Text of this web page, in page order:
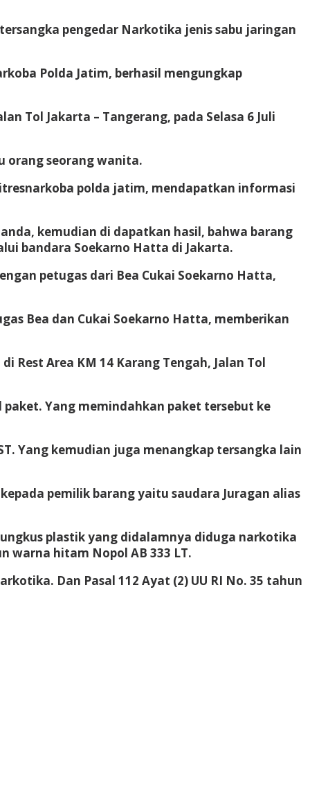
pengedar Narkotika jenis sabu jaringan
Polda Jatim, berhasil mengungkap
Tol Jakarta – Tangerang, pada Selasa 6 Juli
orang seorang wanita.
polda jatim, mendapatkan informasi
kemudian di dapatkan hasil, bahwa barang
bandara Soekarno Hatta di Jakarta.
petugas dari Bea Cukai Soekarno Hatta,
Bea dan Cukai Soekarno Hatta, memberikan
Area KM 14 Karang Tengah, Jalan Tol
Yang memindahkan paket tersebut ke
Yang kemudian juga menangkap tersangka lain
pemilik barang yaitu saudara Juragan alias
plastik yang didalamnya diduga narkotika
warna hitam Nopol AB 333 LT.
Dan Pasal 112 Ayat (2) UU RI No. 35 tahun